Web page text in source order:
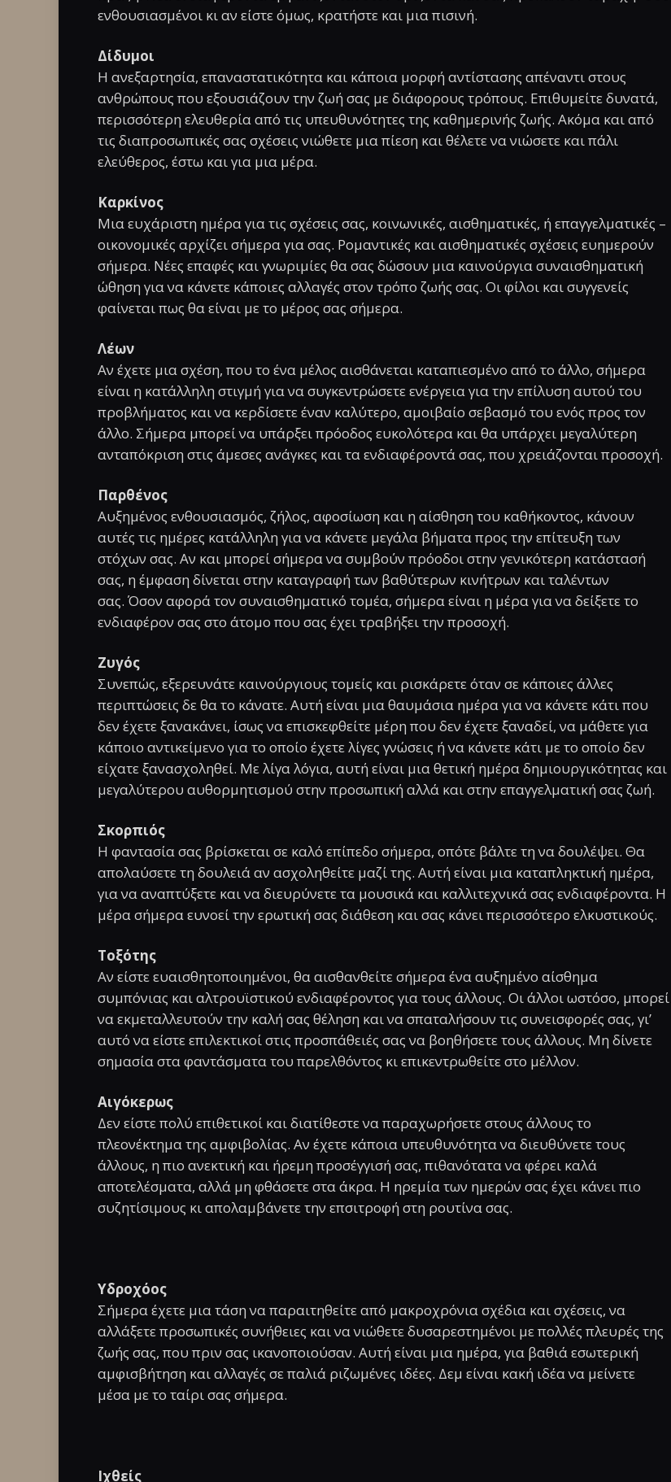
ενθουσιασμένοι κι αν είστε όμως, κρατήστε και μια πισινή.
Δίδυμοι
Η ανεξαρτησία, επαναστατικότητα και κάποια μορφή αντίστασης απέναντι στους
ανθρώπους που εξουσιάζουν την ζωή σας με διάφορους τρόπους. Επιθυμείτε δυνατά,
περισσότερη ελευθερία από τις υπευθυνότητες της καθημερινής ζωής. Ακόμα και από
τις διαπροσωπικές σας σχέσεις νιώθετε μια πίεση και θέλετε να νιώσετε και πάλι
ελεύθερος, έστω και για μια μέρα.
Καρκίνος
Μια ευχάριστη ημέρα για τις σχέσεις σας, κοινωνικές, αισθηματικές, ή επαγγελματικές –
οικονομικές αρχίζει σήμερα για σας. Ρομαντικές και αισθηματικές σχέσεις ευημερούν
σήμερα. Νέες επαφές και γνωριμίες θα σας δώσουν μια καινούργια συναισθηματική
ώθηση για να κάνετε κάποιες αλλαγές στον τρόπο ζωής σας. Οι φίλοι και συγγενείς
φαίνεται πως θα είναι με το μέρος σας σήμερα.
Λέων
Αν έχετε μια σχέση, που το ένα μέλος αισθάνεται καταπιεσμένο από το άλλο, σήμερα
είναι η κατάλληλη στιγμή για να συγκεντρώσετε ενέργεια για την επίλυση αυτού του
προβλήματος και να κερδίσετε έναν καλύτερο, αμοιβαίο σεβασμό του ενός προς τον
άλλο. Σήμερα μπορεί να υπάρξει πρόοδος ευκολότερα και θα υπάρχει μεγαλύτερη
ανταπόκριση στις άμεσες ανάγκες και τα ενδιαφέροντά σας, που χρειάζονται προσοχή.
Παρθένος
Αυξημένος ενθουσιασμός, ζήλος, αφοσίωση και η αίσθηση του καθήκοντος, κάνουν
αυτές τις ημέρες κατάλληλη για να κάνετε μεγάλα βήματα προς την επίτευξη των
στόχων σας. Αν και μπορεί σήμερα να συμβούν πρόοδοι στην γενικότερη κατάστασή
σας, η έμφαση δίνεται στην καταγραφή των βαθύτερων κινήτρων και ταλέντων
σας. Όσον αφορά τον συναισθηματικό τομέα, σήμερα είναι η μέρα για να δείξετε το
ενδιαφέρον σας στο άτομο που σας έχει τραβήξει την προσοχή.
Ζυγός
Συνεπώς, εξερευνάτε καινούργιους τομείς και ρισκάρετε όταν σε κάποιες άλλες
περιπτώσεις δε θα το κάνατε. Αυτή είναι μια θαυμάσια ημέρα για να κάνετε κάτι που
δεν έχετε ξανακάνει, ίσως να επισκεφθείτε μέρη που δεν έχετε ξαναδεί, να μάθετε για
κάποιο αντικείμενο για το οποίο έχετε λίγες γνώσεις ή να κάνετε κάτι με το οποίο δεν
είχατε ξανασχοληθεί. Με λίγα λόγια, αυτή είναι μια θετική ημέρα δημιουργικότητας και
μεγαλύτερου αυθορμητισμού στην προσωπική αλλά και στην επαγγελματική σας ζωή.
Σκορπιός
Η φαντασία σας βρίσκεται σε καλό επίπεδο σήμερα, οπότε βάλτε τη να δουλέψει. Θα
απολαύσετε τη δουλειά αν ασχοληθείτε μαζί της. Αυτή είναι μια καταπληκτική ημέρα,
για να αναπτύξετε και να διευρύνετε τα μουσικά και καλλιτεχνικά σας ενδιαφέροντα. Η
μέρα σήμερα ευνοεί την ερωτική σας διάθεση και σας κάνει περισσότερο ελκυστικούς.
Τοξότης
Αν είστε ευαισθητοποιημένοι, θα αισθανθείτε σήμερα ένα αυξημένο αίσθημα
συμπόνιας και αλτρουϊστικού ενδιαφέροντος για τους άλλους. Οι άλλοι ωστόσο, μπορεί
να εκμεταλλευτούν την καλή σας θέληση και να σπαταλήσουν τις συνεισφορές σας, γι’
αυτό να είστε επιλεκτικοί στις προσπάθειές σας να βοηθήσετε τους άλλους. Μη δίνετε
σημασία στα φαντάσματα του παρελθόντος κι επικεντρωθείτε στο μέλλον.
Αιγόκερως
Δεν είστε πολύ επιθετικοί και διατίθεστε να παραχωρήσετε στους άλλους το
πλεονέκτημα της αμφιβολίας. Αν έχετε κάποια υπευθυνότητα να διευθύνετε τους
άλλους, η πιο ανεκτική και ήρεμη προσέγγισή σας, πιθανότατα να φέρει καλά
αποτελέσματα, αλλά μη φθάσετε στα άκρα. Η ηρεμία των ημερών σας έχει κάνει πιο
συζητίσιμους κι απολαμβάνετε την επσιτροφή στη ρουτίνα σας.
Υδροχόος
Σήμερα έχετε μια τάση να παραιτηθείτε από μακροχρόνια σχέδια και σχέσεις, να
αλλάξετε προσωπικές συνήθειες και να νιώθετε δυσαρεστημένοι με πολλές πλευρές της
ζωής σας, που πριν σας ικανοποιούσαν. Αυτή είναι μια ημέρα, για βαθιά εσωτερική
αμφισβήτηση και αλλαγές σε παλιά ριζωμένες ιδέες. Δεμ είναι κακή ιδέα να μείνετε
μέσα με το ταίρι σας σήμερα.
Ιχθείς